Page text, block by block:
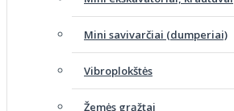
Mini savivarčiai (dumperiai)
Vibroplokštės
Žemės grąžtai